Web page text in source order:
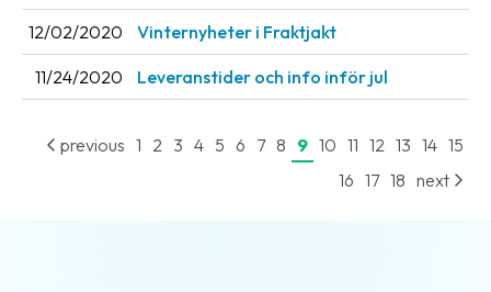
12/02/2020 Vinternyheter i Fraktjakt
11/24/2020 Leveranstider och info inför jul
previous 1 2 3 4 5 6 7 8 9 10 11 12 13 14 15
16 17 18 next